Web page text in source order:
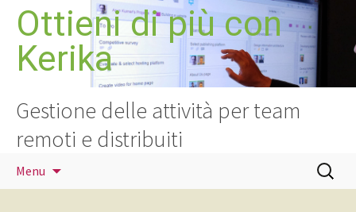
contenuto
Ottieni di più con
Kerika
Gestione delle attività per team
remoti e distribuiti
Menu
Ricerca
per: